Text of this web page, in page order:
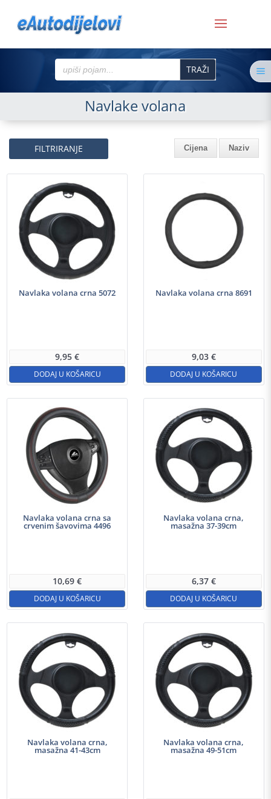
Search
for:
Navlake volana
FILTRIRANJE Cijena Naziv
Navlaka volana crna 5072
9,95€
DODAJ U KOŠARICU
Navlaka volana crna 8691
9,03 €
DODAJ U KOŠARICU
Navlaka volana crna sa
crvenim šavovima 4496
10,69€
DODAJ U KOŠARICU
Navlaka volana crna,
masažna 37-39cm
6,37 €
DODAJ U KOŠARICU
Navlaka volana crna,
masažna 41-43cm
Navlaka volana crna,
masažna 49-51cm
a